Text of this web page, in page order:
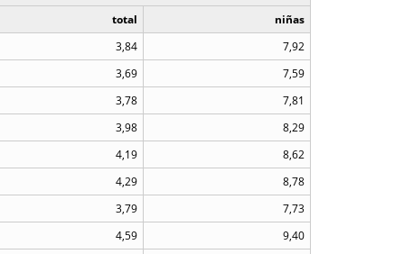
total
niñas
3,84
7,92
3,69
7,59
3,78
7,81
3,98
8,29
4,19
8,62
4,29
8,78
3,79
7,73
4,59
9,40